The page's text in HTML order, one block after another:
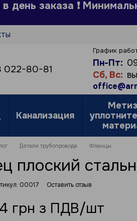
заказа ❗
022-80-81
График
Пн-Пт:
Сб, Вс:
Канализация
Детали трубопровода Фланцы
плоский
00017 Оставить отзыв
грн з ПДВ/шт